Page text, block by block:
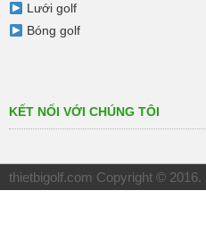
Lưới golf
Bóng golf
KẾT NỐI VỚI CHÚNG TÔI
thietbigolf.com Copyright © 2016.